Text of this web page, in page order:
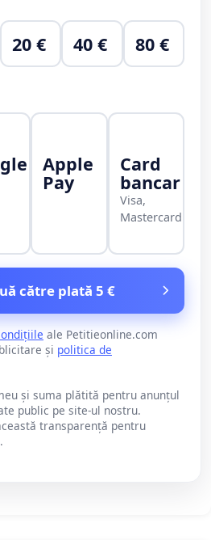
20 € 40 € 80 €
Apple
Pay
Card
bancar
Visa,
Mastercard
către plată 5 €
ale Petitieonline.com
și politica de
și suma plătită pentru anunțul
public pe site-ul nostru.
transparență pentru